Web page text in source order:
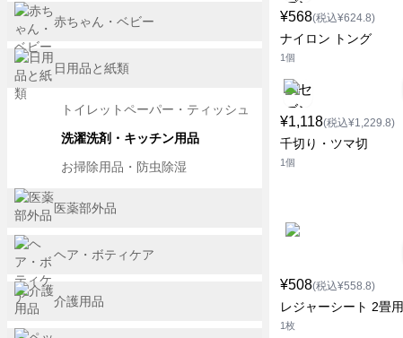
¥568(税込¥624.8)
ナイロン トング
1個
¥1,118(税込¥1,229.8)
千切り・ツマ切
1個
¥508(税込¥558.8)
レジャーシート 2畳用
1枚
赤ちゃん・ベビー
日用品と紙類
トイレットペーパー・ティッシュ
洗濯洗剤・キッチン用品
お掃除用品・防虫除湿
医薬部外品
ヘア・ボティケア
介護用品